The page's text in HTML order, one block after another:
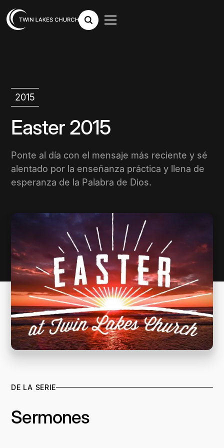
2015
Easter 2015
Ponte al día con el mensaje más reciente y sé
alentado por la enseñanza práctica y llena de
esperanza de la Palabra de Dios.
DE LA SERIE
Sermones